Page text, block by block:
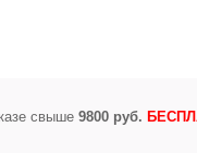
свыше 9800 руб.